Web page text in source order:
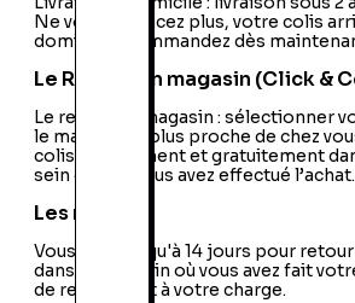
Ne vous déplacez plus, votre colis
domicile ! Commandez dès
Le Retrait en magasin (Click &
Le retrait en magasin : sélectionner
le magasin le plus proche de chez
colis directement et gratuitement
sein duquel vous avez effectué l’achat.
Les retours
Vous avez jusqu'à 14 jours pour
dans le magasin où vous avez fait
de retour sont à votre charge.